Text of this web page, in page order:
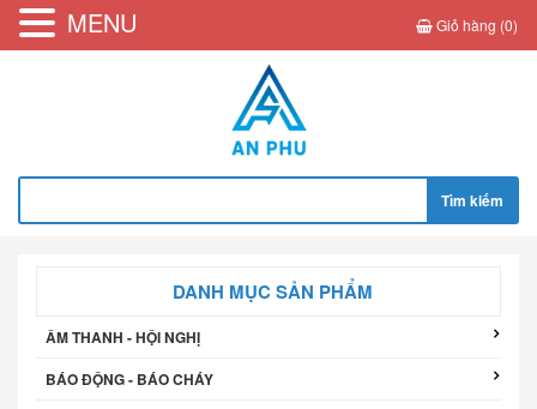
MENU Giỏ hàng (0)
DANH MỤC SẢN PHẨM
ÂM THANH - HỘI NGHỊ
BÁO ĐỘNG - BÁO CHÁY